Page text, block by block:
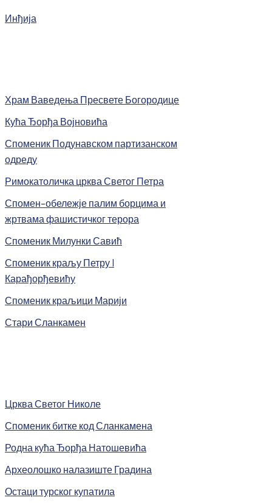
Инђија
Храм Ваведења Пресвете Богородице
Кућа Ђорђа Војновића
Споменик Подунавском партизанском
одреду
Римокатоличка црква Светог Петра
Спомен-обележје палим борцима и
жртвама фашистичког терора
Споменик Милунки Савић
Споменик краљу Петру I
Карађорђевићу
Споменик краљици Марији
Стари Сланкамен
Црква Светог Николе
Споменик битке код Сланкамена
Родна кућа Ђорђа Натошевића
Археолошко налазиште Градина
Остаци турског купатила